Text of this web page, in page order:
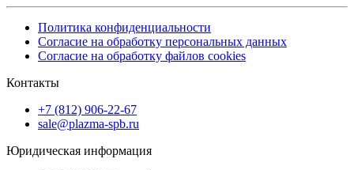
Политика конфиденциальности
Согласие на обработку персональных данных
Согласие на обработку файлов cookies
Контакты
+7 (812) 906-22-67
sale@plazma-spb.ru
Юридическая информация